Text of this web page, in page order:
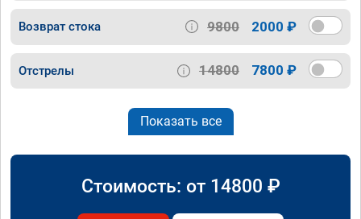
Возврат стока 9800 2000 ₽
Отстрелы 14800 7800 ₽
Показать все
Стоимость: от 14800 ₽